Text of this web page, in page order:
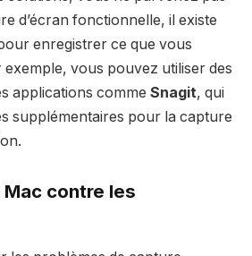
d’écran fonctionnelle, il existe
enregistrer ce que vous
exemple, vous pouvez utiliser des
applications comme Snagit, qui
supplémentaires pour la capture
contre les